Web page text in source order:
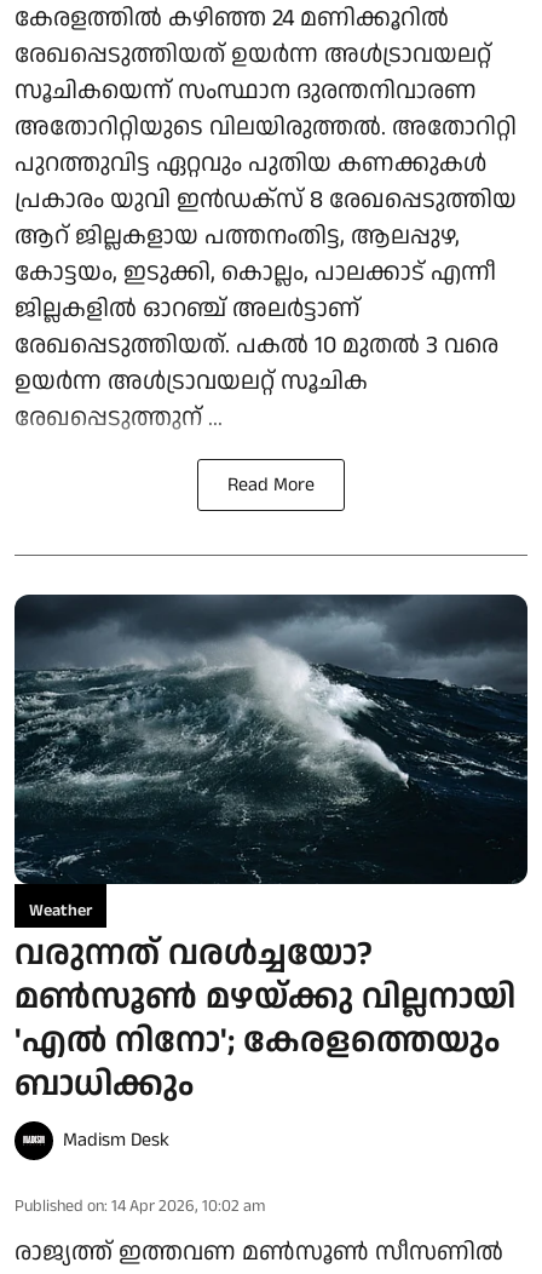
കേരളത്തിൽ കഴിഞ്ഞ 24 മണിക്കൂറിൽ
രേഖപ്പെടുത്തിയത് ഉയർന്ന അൾട്രാവയലറ്റ്
സൂചികയെന്ന് സംസ്ഥാന ദുരന്തനിവാരണ
അതോറിറ്റിയുടെ വിലയിരുത്തൽ. അതോറിറ്റി
പുറത്തുവിട്ട ഏറ്റവും പുതിയ കണക്കുകൾ
പ്രകാരം യുവി ഇൻഡക്സ് 8 രേഖപ്പെടുത്തിയ
ആറ് ജില്ലകളായ പത്തനംതിട്ട, ആലപ്പുഴ,
കോട്ടയം, ഇടുക്കി, കൊല്ലം, പാലക്കാട് എന്നീ
ജില്ലകളിൽ ഓറഞ്ച് അലർട്ടാണ്
രേഖപ്പെടുത്തിയത്. പകൽ 10 മുതൽ 3 വരെ
ഉയർന്ന അൾട്രാവയലറ്റ് സൂചിക
രേഖപ്പെടുത്തുന് ...
Read More
Weather
വരുന്നത് വരൾച്ചയോ?
മൺസൂൺ മഴയ്ക്കു വില്ലനായി
'എൽ നിനോ'; കേരളത്തെയും
ബാധിക്കും
Madism Desk
Published on: 14 Apr 2026, 10:02 am
രാജ്യത്ത് ഇത്തവണ മൺസൂൺ സീസണിൽ